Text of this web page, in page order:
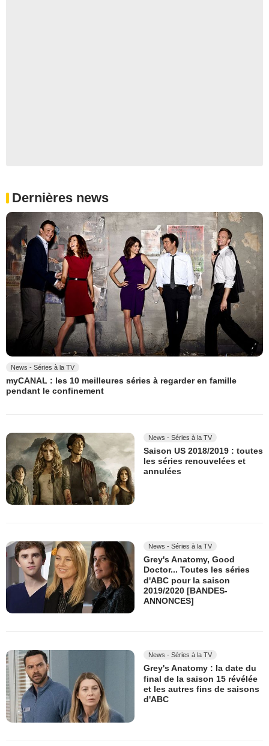
Dernières news
News - Séries à la TV
myCANAL : les 10 meilleures séries à regarder en famille
pendant le confinement
News - Séries à la TV
Saison US 2018/2019 : toutes
les séries renouvelées et
annulées
News - Séries à la TV
Grey's Anatomy, Good
Doctor... Toutes les séries
d'ABC pour la saison
2019/2020 [BANDES-
ANNONCES]
News - Séries à la TV
Grey's Anatomy : la date du
final de la saison 15 révélée
et les autres fins de saisons
d'ABC